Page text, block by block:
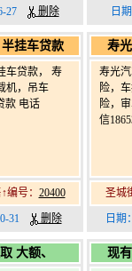
27 删除 日
挂车贷款
车贷款， 寿
机，吊车
款 电话
编号： 20400
31 删除
寿
寿光
险，
险，
信
圣城
日
大额、 现